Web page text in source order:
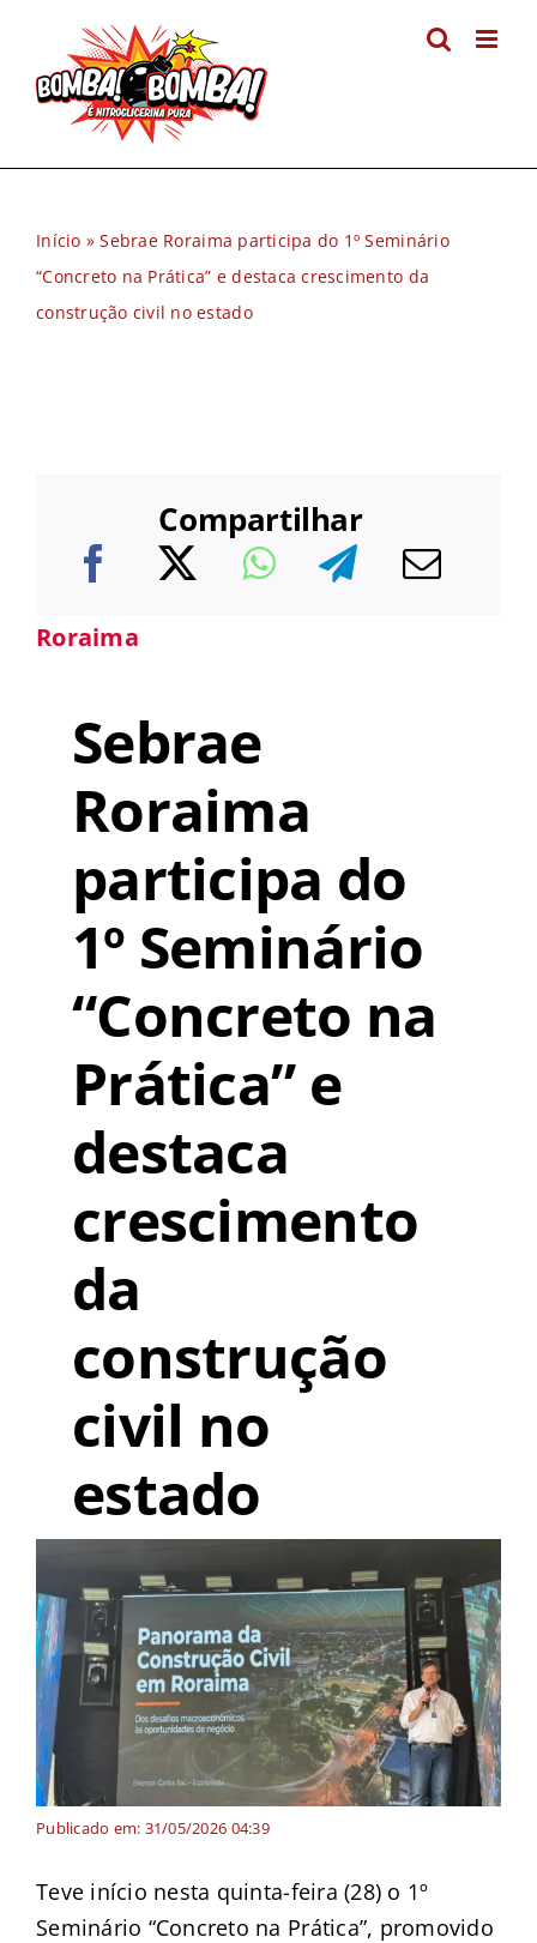
conteúdo
Início »Sebrae Roraima participa do 1º Seminário
“Concreto na Prática” e destaca crescimento da
construção civil no estado
Compartilhar
Roraima
Sebrae
Roraima
participa do
1º Seminário
“Concreto na
Prática” e
destaca
crescimento
da
construção
civil no
estado
Publicado em: 31/05/2026 04:39
Teve início nesta quinta-feira (28) o 1º
Seminário “Concreto na Prática”, promovido